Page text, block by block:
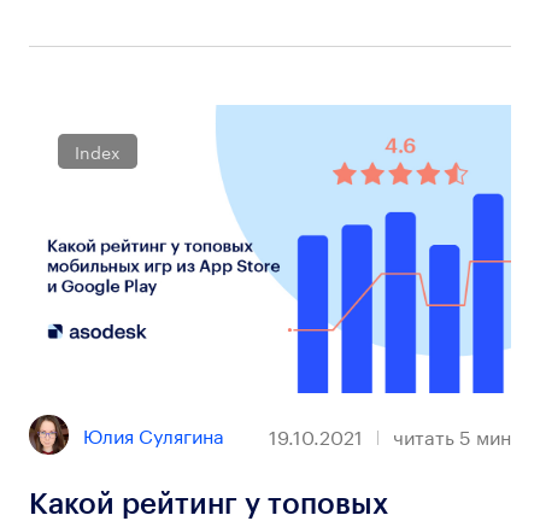
Index
Юлия Сулягина 19.10.2021 читать 5 мин
Какой рейтинг у топовых